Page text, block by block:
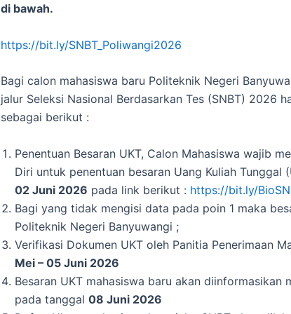
di bawah.
https://bit.ly/SNBT_Poliwangi2026
Bagi calon mahasiswa baru Politeknik Negeri
jalur Seleksi Nasional Berdasarkan Tes (SNBT) 2026
sebagai berikut :
Penentuan Besaran UKT, Calon Mahasiswa wajib
Diri untuk penentuan besaran Uang Kuliah Tunggal
02 Juni 2026 pada link berikut : https://bit.ly/
Bagi yang tidak mengisi data pada poin 1 maka
Politeknik Negeri Banyuwangi ;
Verifikasi Dokumen UKT oleh Panitia Penerimaan
Mei – 05 Juni 2026
Besaran UKT mahasiswa baru akan diinformasikan
pada tanggal 08 Juni 2026